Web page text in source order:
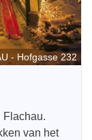
- Hofgasse 232
Flachau.
van het